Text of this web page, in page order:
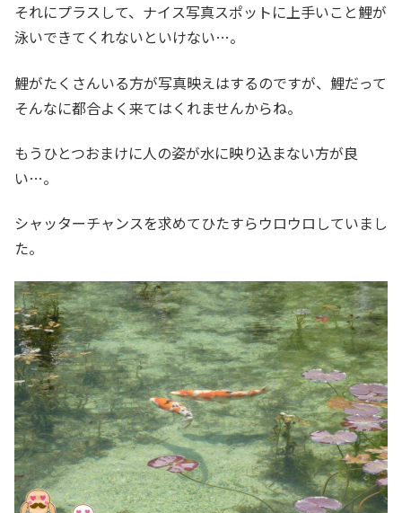
それにプラスして、ナイス写真スポットに上手いこと鯉が
泳いできてくれないといけない…。
鯉がたくさんいる方が写真映えはするのですが、鯉だって
そんなに都合よく来てはくれませんからね。
もうひとつおまけに人の姿が水に映り込まない方が良
い…。
シャッターチャンスを求めてひたすらウロウロしていまし
た。